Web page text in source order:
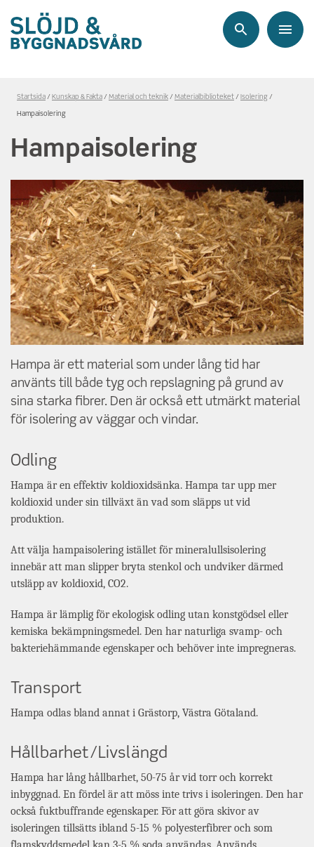
Länkstig,
du
på
Hampaisolering
Startsida Kunskap & Fakta Material och teknik Materialbiblioteket Isolering
Hampaisolering
Hampaisolering
Hampa är ett material som under lång tid har
använts till både tyg och repslagning på grund av
sina starka fibrer. Den är också ett utmärkt material
för isolering av väggar och vindar.
Odling
Hampa är en effektiv koldioxidsänka. Hampa tar upp mer
koldioxid under sin tillväxt än vad som släpps ut vid
produktion.
Att välja hampaisolering istället för mineralullsisolering
innebär att man slipper bryta stenkol och undviker därmed
utsläpp av koldioxid, CO2.
Hampa är lämplig för ekologisk odling utan konstgödsel eller
kemiska bekämpningsmedel. Den har naturliga svamp- och
bakteriehämmande egenskaper och behöver inte impregneras.
Transport
Hampa odlas bland annat i Grästorp, Västra Götaland.
Hållbarhet/Livslängd
Hampa har lång hållbarhet, 50-75 år vid torr och korrekt
inbyggnad. En fördel är att möss inte trivs i isoleringen. Den har
också fuktbuffrande egenskaper. För att göra skivor av
isoleringen tillsätts ibland 5-15 % polyesterfibrer och som